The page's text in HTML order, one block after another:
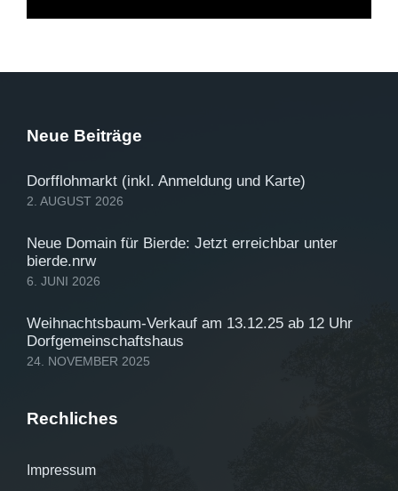
Neue Beiträge
Dorfflohmarkt (inkl. Anmeldung und Karte)
2. AUGUST 2026
Neue Domain für Bierde: Jetzt erreichbar unter
bierde.nrw
6. JUNI 2026
Weihnachtsbaum-Verkauf am 13.12.25 ab 12 Uhr
Dorfgemeinschaftshaus
24. NOVEMBER 2025
Rechliches
Impressum